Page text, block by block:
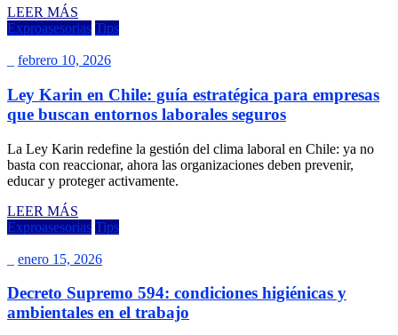
LEER MÁS
Exproasesorias Tips
febrero 10, 2026
Ley Karin en Chile: guía estratégica para empresas
que buscan entornos laborales seguros
La Ley Karin redefine la gestión del clima laboral en Chile: ya no
basta con reaccionar, ahora las organizaciones deben prevenir,
educar y proteger activamente.
LEER MÁS
Exproasesorias Tips
enero 15, 2026
Decreto Supremo 594: condiciones higiénicas y
ambientales en el trabajo